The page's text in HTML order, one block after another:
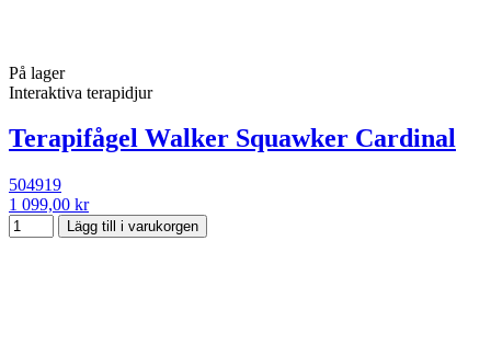
På lager
Interaktiva terapidjur
Terapifågel Walker Squawker Cardinal
504919
1 099,00 kr
Lägg till i varukorgen